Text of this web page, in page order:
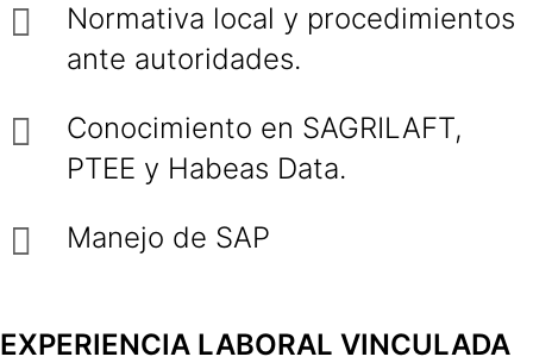
Normativa local y procedimientos
ante autoridades.
Conocimiento en SAGRILAFT,
PTEE y Habeas Data.
Manejo de SAP
EXPERIENCIA LABORAL VINCULADA